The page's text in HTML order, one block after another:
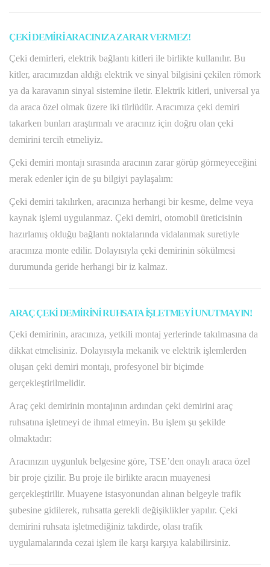
ÇEKİ DEMİRİ ARACINIZA ZARAR VERMEZ!
Çeki demirleri, elektrik bağlantı kitleri ile birlikte kullanılır. Bu
kitler, aracımızdan aldığı elektrik ve sinyal bilgisini çekilen römork
ya da karavanın sinyal sistemine iletir. Elektrik kitleri, universal ya
da araca özel olmak üzere iki türlüdür. Aracımıza çeki demiri
takarken bunları araştırmalı ve aracınız için doğru olan çeki
demirini tercih etmeliyiz.
Çeki demiri montajı sırasında aracının zarar görüp görmeyeceğini
merak edenler için de şu bilgiyi paylaşalım:
Çeki demiri takılırken, aracınıza herhangi bir kesme, delme veya
kaynak işlemi uygulanmaz. Çeki demiri, otomobil üreticisinin
hazırlamış olduğu bağlantı noktalarında vidalanmak suretiyle
aracınıza monte edilir. Dolayısıyla çeki demirinin sökülmesi
durumunda geride herhangi bir iz kalmaz.
ARAÇ ÇEKİ DEMİRİNİ RUHSATA İŞLETMEYİ UNUTMAYIN!
Çeki demirinin, aracınıza, yetkili montaj yerlerinde takılmasına da
dikkat etmelisiniz. Dolayısıyla mekanik ve elektrik işlemlerden
oluşan çeki demiri montajı, profesyonel bir biçimde
gerçekleştirilmelidir.
Araç çeki demirinin montajının ardından çeki demirini araç
ruhsatına işletmeyi de ihmal etmeyin. Bu işlem şu şekilde
olmaktadır:
Aracınızın uygunluk belgesine göre, TSE’den onaylı araca özel
bir proje çizilir. Bu proje ile birlikte aracın muayenesi
gerçekleştirilir. Muayene istasyonundan alınan belgeyle trafik
şubesine gidilerek, ruhsatta gerekli değişiklikler yapılır. Çeki
demirini ruhsata işletmediğiniz takdirde, olası trafik
uygulamalarında cezai işlem ile karşı karşıya kalabilirsiniz.